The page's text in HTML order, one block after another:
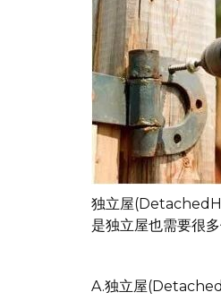
独立屋
是独立屋也需要很
A.独立屋